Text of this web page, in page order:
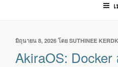
เขียน
ที่
มิถุนายน 8, 2026 โดย SUTHINEE
AkiraOS: